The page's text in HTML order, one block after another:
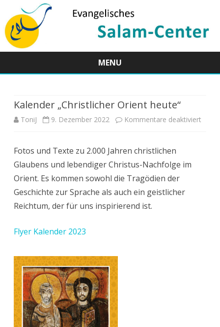
MENU
Kalender „Christlicher Orient heute“
ToniJ 9. Dezember 2022 Kommentare deaktiviert
Fotos und Texte zu 2.000 Jahren christlichen
Glaubens und lebendiger Christus-Nachfolge im
Orient. Es kommen sowohl die Tragödien der
Geschichte zur Sprache als auch ein geistlicher
Reichtum, der für uns inspirierend ist.
Flyer Kalender 2023